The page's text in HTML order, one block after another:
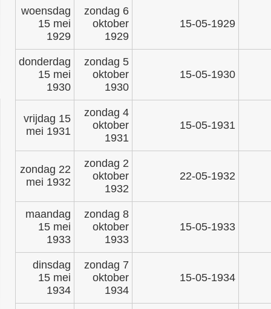
woensdag
15 mei
1929
zondag 6
oktober
1929
15-05-1929
donderdag
15 mei
1930
zondag 5
oktober
1930
15-05-1930
vrijdag 15
mei 1931
zondag 4
oktober
1931
15-05-1931
zondag 22
mei 1932
zondag 2
oktober
1932
22-05-1932
maandag
15 mei
1933
zondag 8
oktober
1933
15-05-1933
dinsdag
15 mei
1934
zondag 7
oktober
1934
15-05-1934